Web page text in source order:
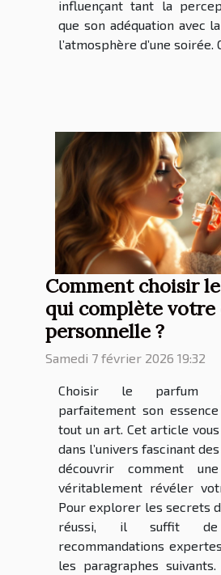
influençant tant la
que son adéquation avec
l’atmosphère d’une soirée.
Comment choisir
qui complète votre
personnelle ?
Samedi 7 février 2026 19:32
Choisir le parfum
parfaitement son
tout un art. Cet article
dans l’univers fascinant
découvrir comment
véritablement révéler
Pour explorer les secrets
réussi, il suffit
recommandations
les paragraphes